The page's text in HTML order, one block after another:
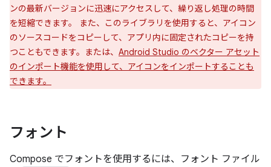
ンの最新バージョンに迅速にアクセスして、繰り返し処理の時間
を短縮できます。 また、このライブラリを使用すると、アイコン
のソースコードをコピーして、アプリ内に固定されたコピーを持
つこともできます。または、 Android Studio のベクター アセット
のインポート機能を使用して、アイコンをインポートすることも
できます。
フォント
Compose でフォントを使用するには、フォント ファイル